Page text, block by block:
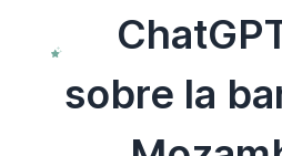
sobre la